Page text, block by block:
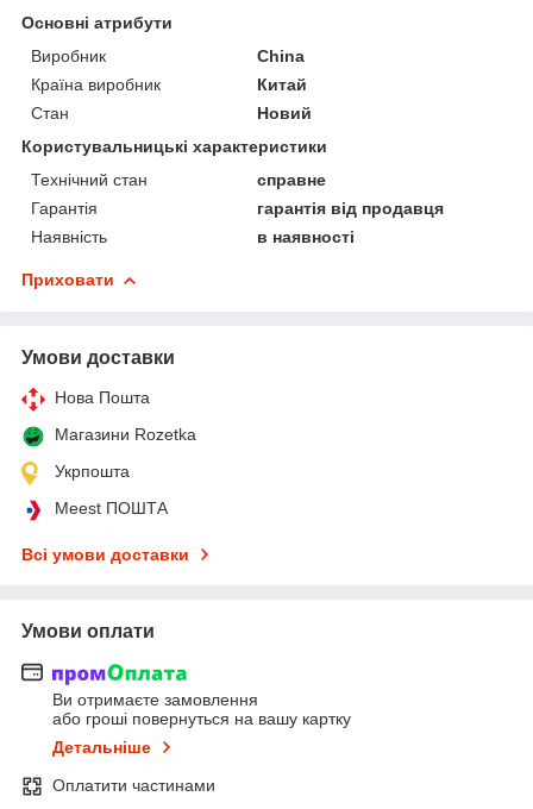
Основні атрибути
Виробник
China
Країна виробник
Китай
Стан
Новий
Користувальницькі характеристики
Технічний стан
справне
Гарантія
гарантія від продавця
Наявність
в наявності
Приховати
Умови доставки
Нова Пошта
Магазини Rozetka
Укрпошта
Meest ПОШТА
Всі умови доставки
Умови оплати
Ви отримаєте замовлення
або гроші повернуться на вашу картку
Детальніше
Оплатити частинами